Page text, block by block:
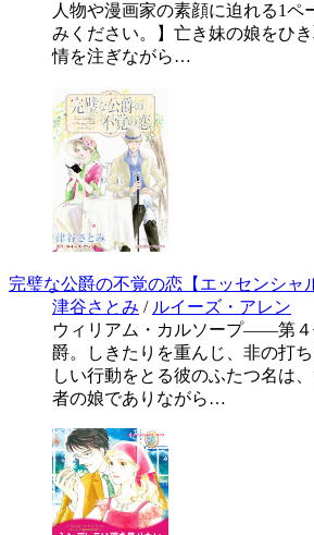
人物や漫画家の素顔に迫れる1ペ
みください。】亡き妹の娘をひ
情を注ぎながら…
完璧な公爵の不覚の恋【エッセンシャ
津谷さとみ / ルイーズ・アレン
ウィリアム・カルソープ――第
爵。しきたりを重んじ、非の打
しい行動をとる彼のふたつ名は
者の娘でありながら…